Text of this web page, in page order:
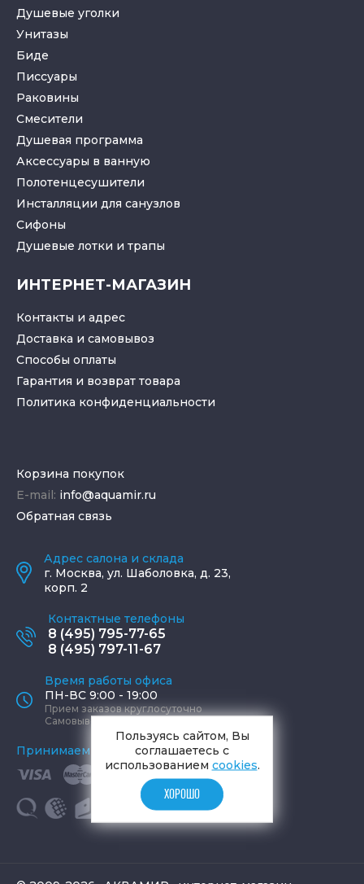
Душевые уголки
Унитазы
Биде
Писсуары
Раковины
Смесители
Душевая программа
Аксессуары в ванную
Полотенцесушители
Инсталляции для санузлов
Cифоны
Душевые лотки и трапы
ИНТЕРНЕТ-МАГАЗИН
Контакты и адрес
Доставка и самовывоз
Способы оплаты
Гарантия и возврат товара
Политика конфиденциальности
Корзина покупок
E-mail: info@aquamir.ru
Обратная связь
Адрес салона и склада
г. Москва, ул. Шаболовка, д. 23,
корп. 2
Контактные телефоны
8 (495) 795-77-65
8 (495) 797-11-67
Время работы офиса
ПН-ВС 9:00 - 19:00
Прием заказов круглосуточно
Самовывоз ПН-СБ 9-19, ВС 12-17
Принимаем к оплате
Пользуясь сайтом, Вы
соглашаетесь с
использованием cookies.
ХОРОШО